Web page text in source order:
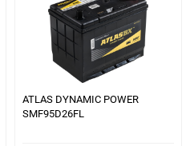
ATLAS DYNAMIC POWER
SMF95D26FL